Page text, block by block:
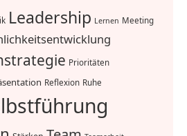
Leadership Lernen Meeting
Prioritäten
Reflexion Ruhe